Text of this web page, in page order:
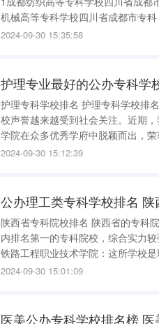
机械高等专科学校四川省成都市专科 4康定民族师范高等专科学校四川省康定县专科 5阿坝师范高
等专科学校四川省汶川县专科 6达县师范高等专科学校四川省达川市专科 7四川警官高等专科学校
2024-09-30 15:35:58
护理专业最好的公办专科学
护理专科学校排名 护理专科学校排名：最新权威榜单揭晓 在当下社会，护理专业的教育质量及学
校声誉越来越受到社会关注。近期
学院在众多优秀学府中脱颖而出，
专科学校，二者分别以优秀的实践
2024-09-30 15:12:39
公办理工类专科学校排名 陕
陕西省专科院校排名 陕西省的专科院校排名如下： 1、陕西工业职业技术学院：这所学校是陕西省
内排名第一的专科院校，综合实力较强
铁路工程职业技术学院：这所学校
设方面的人才。 3、西安航空职业技术学院：这所学校是理工类的专科院校，也是双高计划中的一
2024-09-30 15:01:09
医美公办专科学校排名榜